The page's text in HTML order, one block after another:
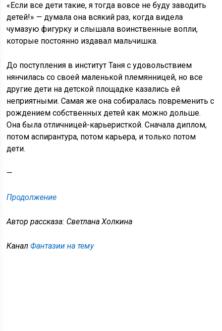
«Если все дети такие, я тогда вовсе не буду заводить
детей!» — думала она всякий раз, когда видела
чумазую фигурку и слышала воинственные вопли,
которые постоянно издавал мальчишка.
До поступления в институт Таня с удовольствием
нянчилась со своей маленькой племянницей, но все
другие дети на детской площадке казались ей
неприятными. Самая же она собиралась повременить с
рождением собственных детей как можно дольше.
Она была отличницей-карьеристкой. Сначала диплом,
потом аспирантура, потом карьера, и только потом
дети.
—
Продолжение
Автор рассказа: Светлана Холкина
КаналФантазии на тему